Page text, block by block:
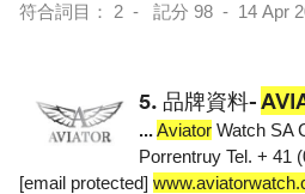
符合詞目： 2 - 記分 98 - 14 Apr
5. 品牌資料-
...Aviator Watch SA
Porrentruy Tel. + 41
[email protected]